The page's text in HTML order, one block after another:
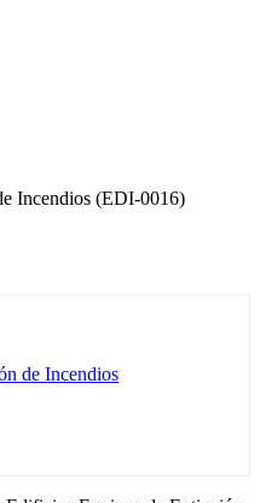
Incendios (EDI-0016)